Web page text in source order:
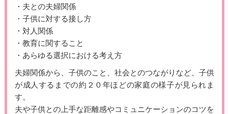
・夫との夫婦関係
・子供に対する接し方
・対人関係
・教育に関すること
・あらゆる選択における考え方
夫婦関係から、子供のこと、社会とのつながりなど、子供
が成人するまでの約２０年ほどの家庭の様子が見られま
す。
夫や子供との上手な距離感やコミュニケーションのコツを